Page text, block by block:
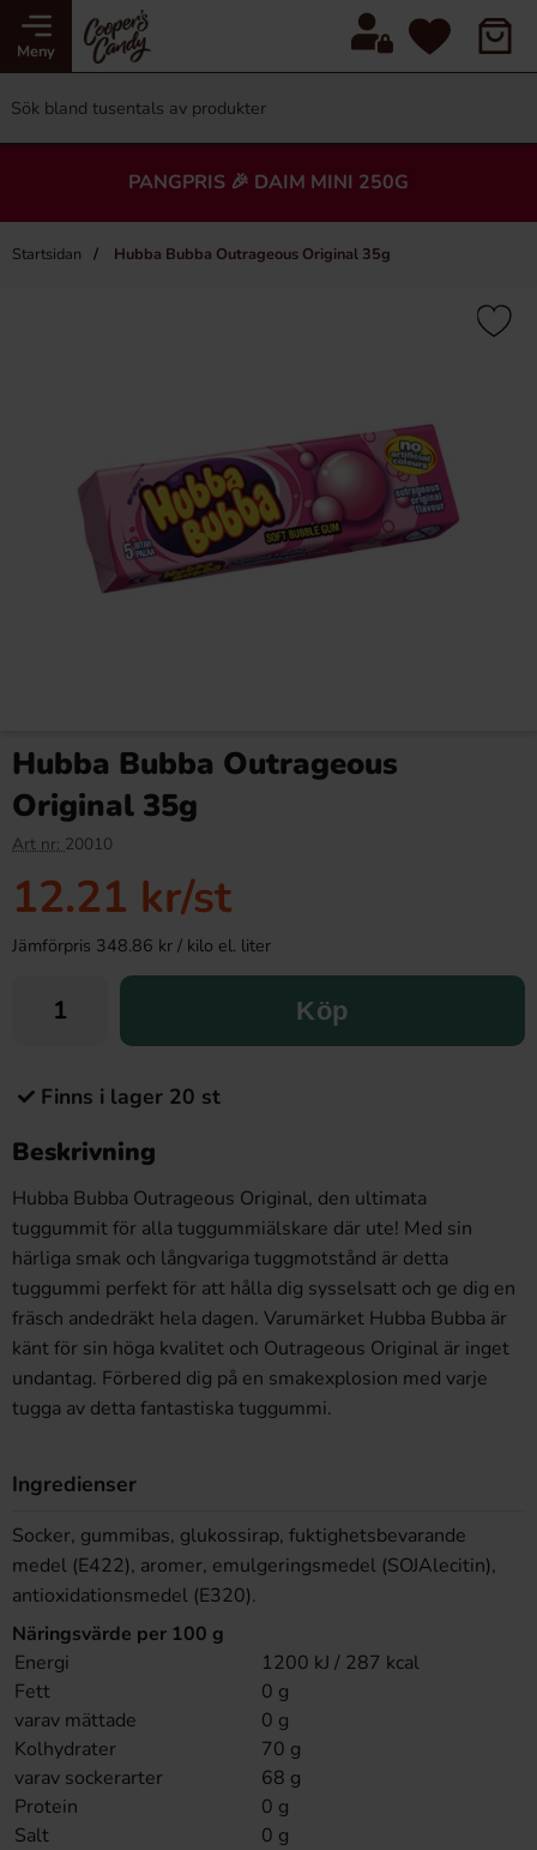
Meny
PANGPRIS 🎉 DAIM MINI 250G
Startsidan Hubba Bubba Outrageous Original 35g
Hubba Bubba Outrageous
Original 35g
Art nr: 20010
12.21 kr/st
Jämförpris 348.86 kr / kilo el. liter
Köp
Finns i lager 20 st
Beskrivning
Hubba Bubba Outrageous Original, den ultimata
tuggummit för alla tuggummiälskare där ute! Med sin
härliga smak och långvariga tuggmotstånd är detta
tuggummi perfekt för att hålla dig sysselsatt och ge dig en
fräsch andedräkt hela dagen. Varumärket Hubba Bubba är
känt för sin höga kvalitet och Outrageous Original är inget
undantag. Förbered dig på en smakexplosion med varje
tugga av detta fantastiska tuggummi.
Ingredienser
Socker, gummibas, glukossirap, fuktighetsbevarande
medel (E422), aromer, emulgeringsmedel (SOJAlecitin),
antioxidationsmedel (E320).
Näringsvärde per 100 g
Energi
1200 kJ / 287 kcal
Fett
0 g
varav mättade
0 g
Kolhydrater
70 g
varav sockerarter
68 g
Protein
0 g
Salt
0 g